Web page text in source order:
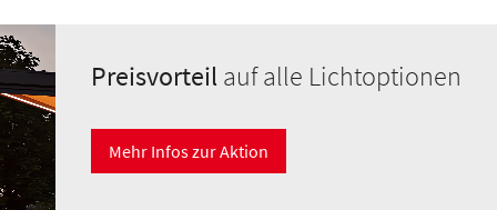
Preisvorteil auf alle Lichtoptionen
Mehr Infos zur Aktion